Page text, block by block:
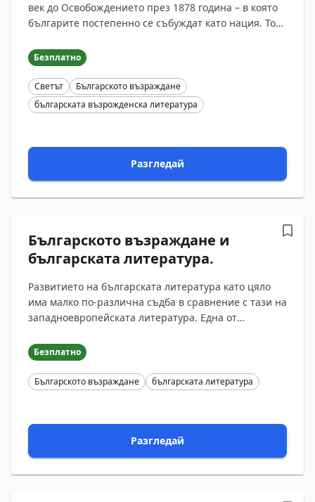
век до Освобождението през 1878 година – в която
българите постепенно се събуждат като нация. Това
че...
Безплатно
Светът
Българското възраждане
българската възрожденска литература
Разгледай
Българското възраждане и
българската литература.
Развитието на българската литература като цяло
има малко по-различна съдба в сравнение с тази на
западноевропейската литература. Една от
изобщо на...
Безплатно
Българското възраждане българската литература
Разгледай